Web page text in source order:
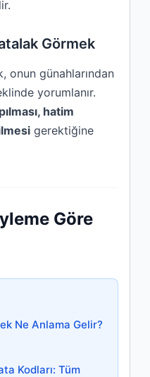
Görmek
onun günahlarından
yorumlanır.
hatim
gerektiğine
Göre
Ne Anlama Gelir?
Kodları: Tüm